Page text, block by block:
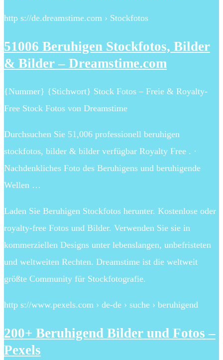
http s://de.dreamstime.com › Stockfotos
51006 Beruhigen Stockfotos, Bilder
& Bilder – Dreamstime.com
{Nummer} {Stichwort} Stock Fotos – Freie & Royalty-
Free Stock Fotos von Dreamstime
Durchsuchen Sie 51,006 professionell beruhigen
stockfotos, bilder & bilder verfügbar Royalty Free . ·
Nachdenkliches Foto des Beruhigens und beruhigende
Wellen …
Laden Sie Beruhigen Stockfotos herunter. Kostenlose oder
royalty-free Fotos und Bilder. Verwenden Sie sie in
kommerziellen Designs unter lebenslangen, unbefristeten
und weltweiten Rechten. Dreamstime ist die weltweit
größte Community für Stockfotografie.
http s://www.pexels.com › de-de › suche › beruhigend
200+ Beruhigend Bilder und Fotos –
Pexels